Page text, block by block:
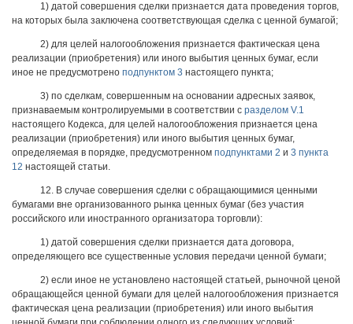
1) датой совершения сделки признается дата проведения торгов,
на которых была заключена соответствующая сделка с ценной бумагой;
2) для целей налогообложения признается фактическая цена
реализации (приобретения) или иного выбытия ценных бумаг, если
иное не предусмотрено подпунктом 3 настоящего пункта;
3) по сделкам, совершенным на основании адресных заявок,
признаваемым контролируемыми в соответствии с разделом V.1
настоящего Кодекса, для целей налогообложения признается цена
реализации (приобретения) или иного выбытия ценных бумаг,
определяемая в порядке, предусмотренном подпунктами 2 и 3 пункта
12 настоящей статьи.
12. В случае совершения сделки с обращающимися ценными
бумагами вне организованного рынка ценных бумаг (без участия
российского или иностранного организатора торговли):
1) датой совершения сделки признается дата договора,
определяющего все существенные условия передачи ценной бумаги;
2) если иное не установлено настоящей статьей, рыночной ценой
обращающейся ценной бумаги для целей налогообложения признается
фактическая цена реализации (приобретения) или иного выбытия